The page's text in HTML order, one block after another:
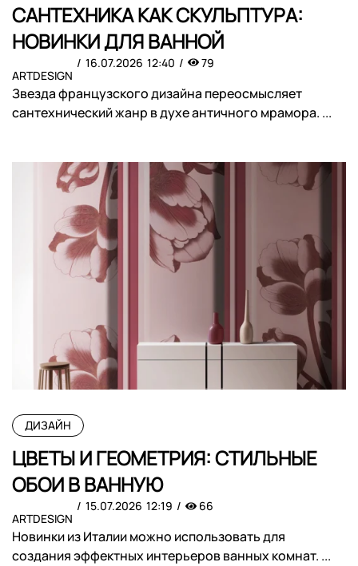
САНТЕХНИКА КАК СКУЛЬПТУРА:
НОВИНКИ ДЛЯ ВАННОЙ
ARTDESIGN
16.07.2026 12:40 79
Звезда французского дизайна переосмысляет
сантехнический жанр в духе античного мрамора. ...
ДИЗАЙН
ЦВЕТЫ И ГЕОМЕТРИЯ: СТИЛЬНЫЕ
ОБОИ В ВАННУЮ
ARTDESIGN
15.07.2026 12:19 66
Новинки из Италии можно использовать для
создания эффектных интерьеров ванных комнат. ...